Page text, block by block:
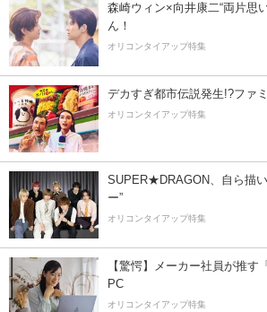
森崎ウィン×向井康二“両片思
ん！
オリコンタイアップ特集
デカすぎ都市伝説発生!?ファ
オリコンタイアップ特集
SUPER★DRAGON、自ら描
ー”
オリコンタイアップ特集
【驚愕】メーカー社員が推す
PC
オリコンタイアップ特集